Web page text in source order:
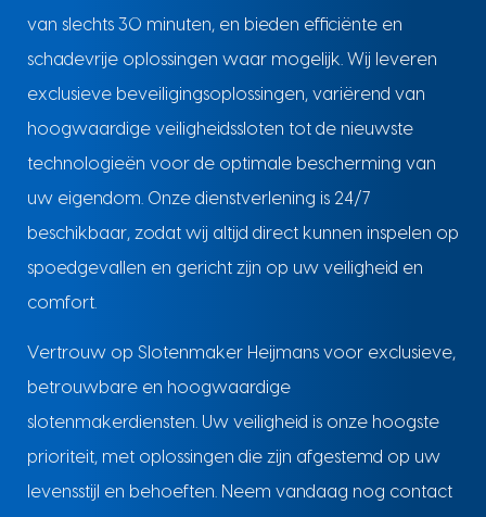
van slechts 30 minuten, en bieden efficiënte en
schadevrije oplossingen waar mogelijk. Wij leveren
exclusieve beveiligingsoplossingen, variërend van
hoogwaardige veiligheidssloten tot de nieuwste
technologieën voor de optimale bescherming van
uw eigendom. Onze dienstverlening is 24/7
beschikbaar, zodat wij altijd direct kunnen inspelen op
spoedgevallen en gericht zijn op uw veiligheid en
comfort.
Vertrouw op Slotenmaker Heijmans voor exclusieve,
betrouwbare en hoogwaardige
slotenmakerdiensten. Uw veiligheid is onze hoogste
prioriteit, met oplossingen die zijn afgestemd op uw
levensstijl en behoeften. Neem vandaag nog contact